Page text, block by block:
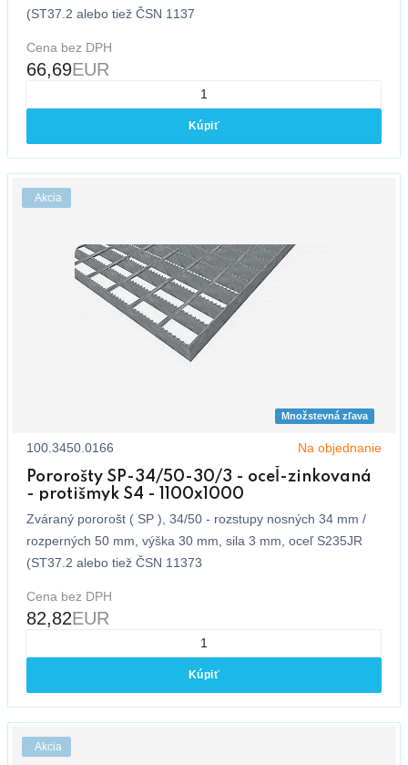
(ST37.2 alebo tiež ČSN 1137
Cena bez DPH
66,69EUR
Kúpiť
Akcia
Množstevná zľava
100.3450.0166 Na objednanie
Pororošty SP-34/50-30/3 - oceľ-zinkovaná
- protišmyk S4 - 1100x1000
Zváraný pororošt ( SP ), 34/50 - rozstupy nosných 34 mm /
rozperných 50 mm, výška 30 mm, sila 3 mm, oceľ S235JR
(ST37.2 alebo tiež ČSN 11373
Cena bez DPH
82,82EUR
Kúpiť
Akcia